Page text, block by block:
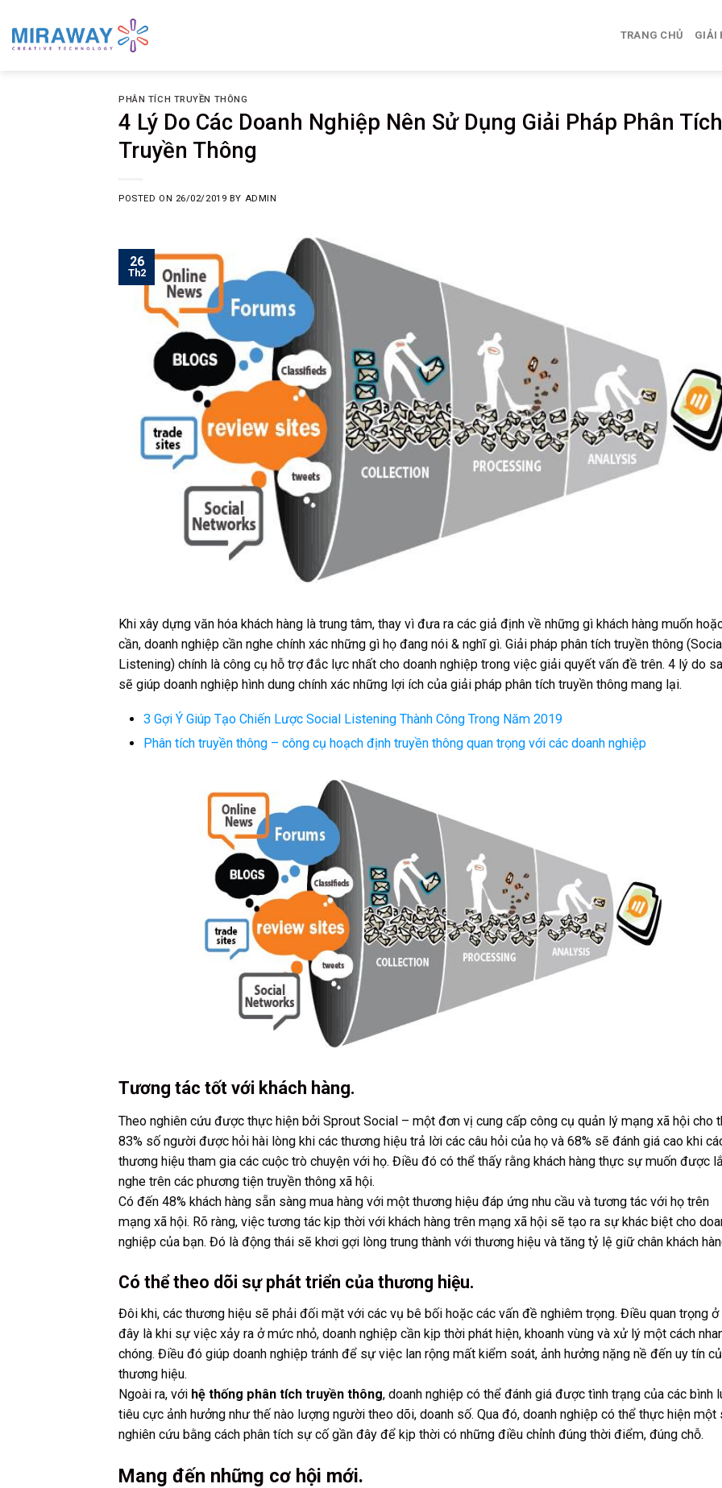
content
TRANG CHỦ GIẢI
PHÂN TÍCH TRUYỀN THÔNG
4 Lý Do Các Doanh Nghiệp Nên Sử Dụng Giải Pháp Phân Tích
Truyền Thông
POSTED ON 26/02/2019 BY ADMIN
26
Th2
Khi xây dựng văn hóa khách hàng là trung tâm, thay vì đưa ra các giả định về những gì khách hàng muốn
cần, doanh nghiệp cần nghe chính xác những gì họ đang nói & nghĩ gì. Giải pháp phân tích truyền thông (Social
Listening) chính là công cụ hỗ trợ đắc lực nhất cho doanh nghiệp trong việc giải quyết vấn đề trên. 4 lý do
sẽ giúp doanh nghiệp hình dung chính xác những lợi ích của giải pháp phân tích truyền thông mang lại.
3 Gợi Ý Giúp Tạo Chiến Lược Social Listening Thành Công Trong Năm 2019
Phân tích truyền thông – công cụ hoạch định truyền thông quan trọng với các doanh nghiệp
Tương tác tốt với khách hàng.
Theo nghiên cứu được thực hiện bởi Sprout Social – một đơn vị cung cấp công cụ quản lý mạng xã hội cho
83% số người được hỏi hài lòng khi các thương hiệu trả lời các câu hỏi của họ và 68% sẽ đánh giá cao khi
thương hiệu tham gia các cuộc trò chuyện với họ. Điều đó có thể thấy rằng khách hàng thực sự muốn được
nghe trên các phương tiện truyền thông xã hội.
Có đến 48% khách hàng sẵn sàng mua hàng với một thương hiệu đáp ứng nhu cầu và tương tác với họ trên
mạng xã hội. Rõ ràng, việc tương tác kịp thời với khách hàng trên mạng xã hội sẽ tạo ra sự khác biệt cho
nghiệp của bạn. Đó là động thái sẽ khơi gợi lòng trung thành với thương hiệu và tăng tỷ lệ giữ chân khách
Có thể theo dõi sự phát triển của thương hiệu.
Đôi khi, các thương hiệu sẽ phải đối mặt với các vụ bê bối hoặc các vấn đề nghiêm trọng. Điều quan trọng ở
đây là khi sự việc xảy ra ở mức nhỏ, doanh nghiệp cần kịp thời phát hiện, khoanh vùng và xử lý một cách
chóng. Điều đó giúp doanh nghiệp tránh để sự việc lan rộng mất kiểm soát, ảnh hưởng nặng nề đến uy tín
thương hiệu.
Ngoài ra, với hệ thống phân tích truyền thông, doanh nghiệp có thể đánh giá được tình trạng của các bình
tiêu cực ảnh hưởng như thế nào lượng người theo dõi, doanh số. Qua đó, doanh nghiệp có thể thực hiện một
nghiên cứu bằng cách phân tích sự cố gần đây để kịp thời có những điều chỉnh đúng thời điểm, đúng chỗ.
Mang đến những cơ hội mới.